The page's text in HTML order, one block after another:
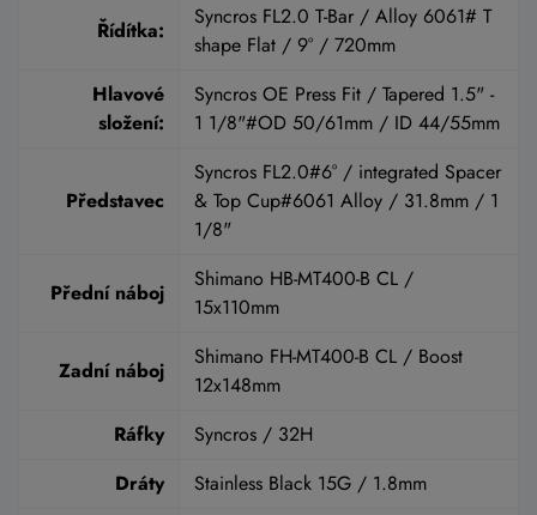
Řídítka:
Syncros FL2.0 T-Bar / Alloy 6061# T
shape Flat / 9° / 720mm
Hlavové
složení:
Syncros OE Press Fit / Tapered 1.5" -
1 1/8"#OD 50/61mm / ID 44/55mm
Představec
Syncros FL2.0#6° / integrated Spacer
& Top Cup#6061 Alloy / 31.8mm / 1
1/8"
Přední náboj
Shimano HB-MT400-B CL /
15x110mm
Zadní náboj
Shimano FH-MT400-B CL / Boost
12x148mm
Ráfky
Syncros / 32H
Dráty
Stainless Black 15G / 1.8mm